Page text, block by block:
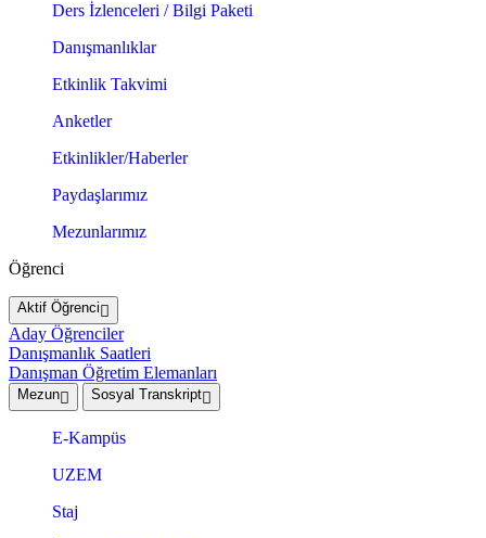
Ders İzlenceleri / Bilgi Paketi
Danışmanlıklar
Etkinlik Takvimi
Anketler
Etkinlikler/Haberler
Paydaşlarımız
Mezunlarımız
Öğrenci
Aktif Öğrenci
Aday Öğrenciler
Danışmanlık Saatleri
Danışman Öğretim Elemanları
Mezun Sosyal Transkript
E-Kampüs
UZEM
Staj